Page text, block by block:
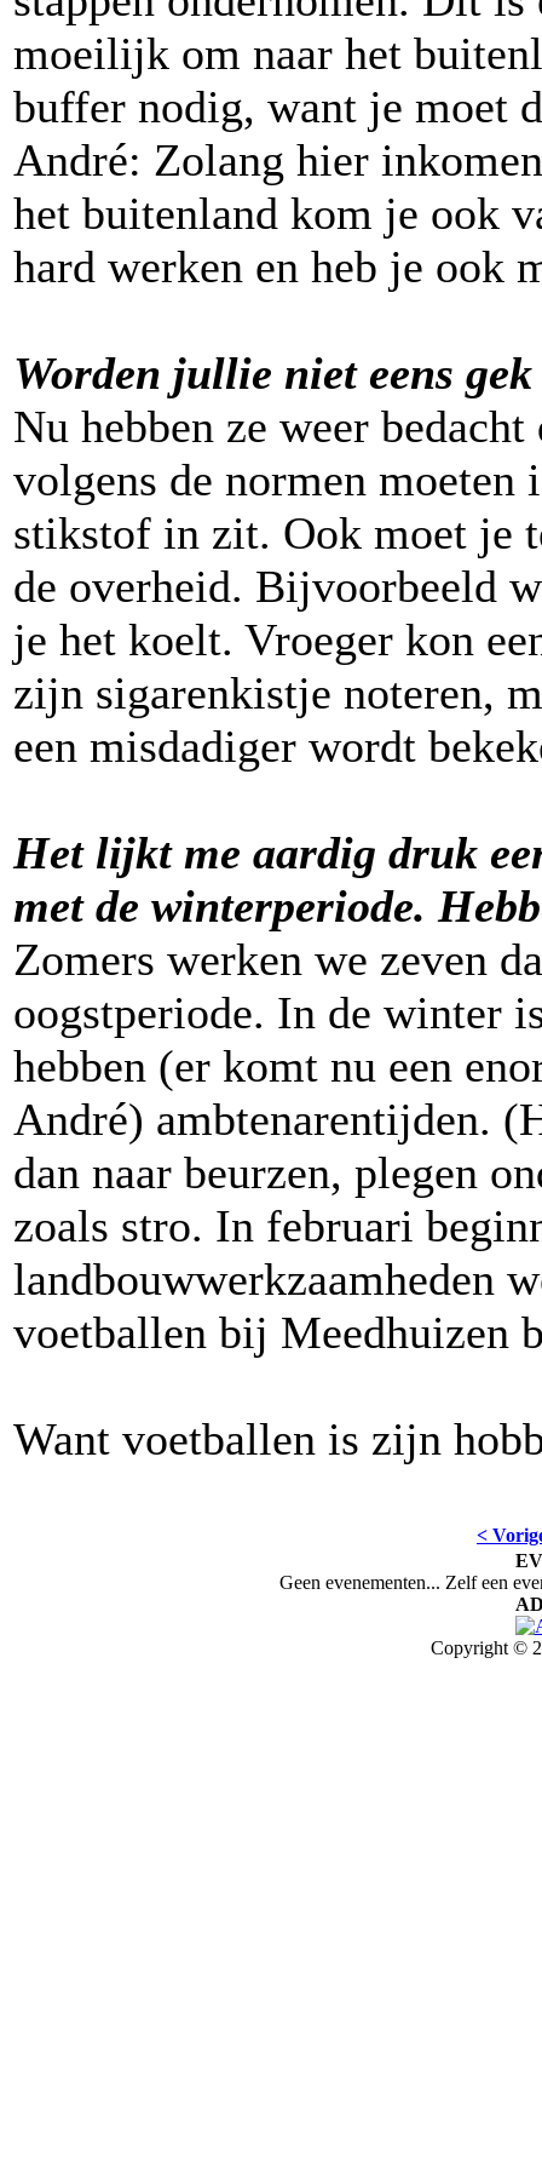
moeilijk om naar het
buffer nodig, want je moet
André: Zolang hier
het buitenland kom je ook
hard werken en heb je ook
Worden jullie niet eens
Nu hebben ze weer
volgens de normen moeten
stikstof in zit. Ook moet je
de overheid. Bijvoorbeeld
je het koelt. Vroeger kon
zijn sigarenkistje noteren,
een misdadiger wordt
Het lijkt me aardig druk
met de winterperiode.
Zomers werken we zeven
oogstperiode. In de winter
hebben (er komt nu een
André) ambtenarentijden.
dan naar beurzen, plegen
zoals stro. In februari
landbouwwerkzaamheden
voetballen bij Meedhuizen
Want voetballen is zijn
<
Geen evenementen... Zelf een
Copyright ©